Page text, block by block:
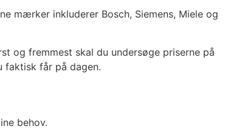
mærker inkluderer Bosch, Siemens, Miele og
og fremmest skal du undersøge priserne på
faktisk får på dagen.
behov.